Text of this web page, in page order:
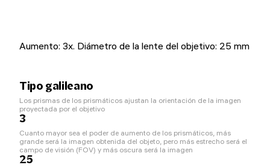
Aumento: 3x. Diámetro de la lente del objetivo: 25 mm
Tipo galileano
Los prismas de los prismáticos ajustan la orientación de la imagen
proyectada por el objetivo
3
Cuanto mayor sea el poder de aumento de los prismáticos, más
grande será la imagen obtenida del objeto, pero más estrecho será el
campo de visión (FOV) y más oscura será la imagen
25